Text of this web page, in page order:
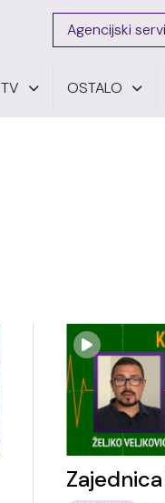
Agencijski
TV OSTALO